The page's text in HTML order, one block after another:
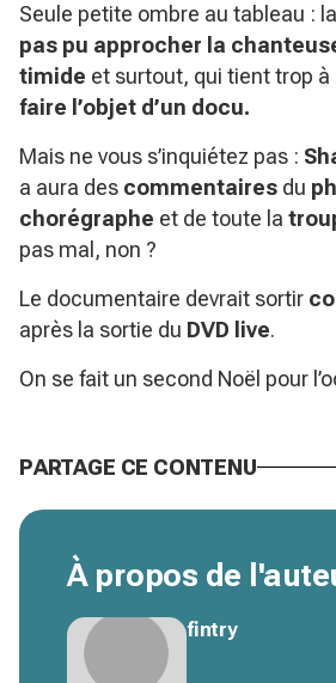
Seule petite ombre au tableau :
pas pu approcher la
timide et surtout, qui tient trop à
faire l’objet d’un docu.
Mais ne vous s’inquiétez pas :
a aura des commentaires du
chorégraphe et de toute la
pas mal, non ?
Le documentaire devrait sortir
après la sortie du DVD live.
On se fait un second Noël pour
PARTAGE CE CONTENU
À propos de
fintry